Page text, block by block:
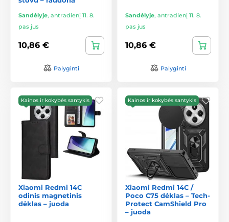
Sandėlyje, antradienį 11. 8.
pas jus
10,86 €
Palyginti
Sandėlyje, antradienį 11. 8.
pas jus
10,86 €
Palyginti
Kainos ir kokybės santykis
Xiaomi Redmi 14C
odinis magnetinis
dėklas – juoda
Kainos ir kokybės santykis
Xiaomi Redmi 14C /
Poco C75 dėklas – Tech-
Protect CamShield Pro
– juoda